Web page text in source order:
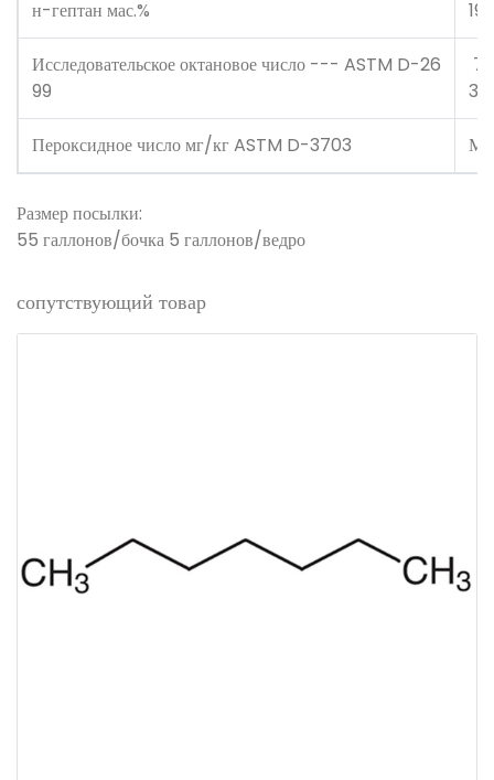
н-гептан мас.%
Исследовательское октановое число --- ASTM D-26
99
3
Пероксидное число мг/кг ASTM D-3703
Размер посылки:
55 галлонов/бочка 5 галлонов/ведро
сопутствующий товар